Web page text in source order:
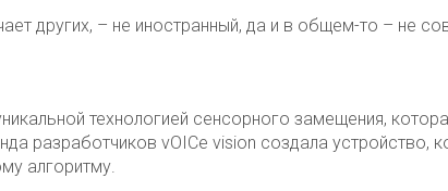
других, – не иностранный, да и в общем-то – не
технологией сенсорного замещения,
разработчиков vOICe vision создала устройство,
алгоритму.